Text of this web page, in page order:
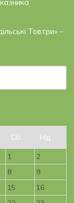
Товтри» –
Сб Нд
1
2
8
9
15
16